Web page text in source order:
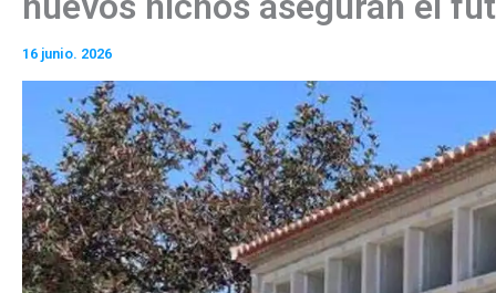
16 junio. 2026